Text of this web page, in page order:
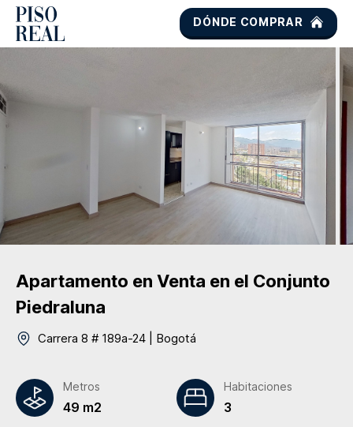
DÓNDE COMPRAR
Apartamento en Venta en el Conjunto
Piedraluna
Carrera 8 # 189a-24 Bogotá
Metros
49 m2
Habitaciones
3